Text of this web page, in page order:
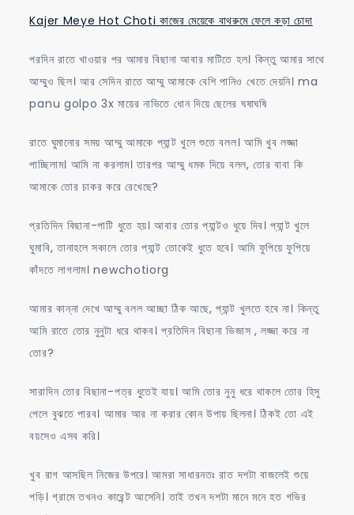
Kajer Meye Hot Choti কাজের মেয়েকে বাথরুমে ফেলে কড়া চোদা
পরদিন রাতে খাওয়ার পর আমার বিছানা আবার মাটিতে হল। কিন্তু আমার সাথে
আম্মুও ছিল। আর সেদিন রাতে আম্মু আমাকে বেশি পানিও খেতে দেয়নি। ma
panu golpo 3x মায়ের নাভিতে ধোন দিয়ে ছেলের ঘষাঘষি
রাতে ঘুমানোর সময় আম্মু আমাকে প্যান্ট খুলে শুতে বলল। আমি খুব লজ্জা
পাচ্ছিলাম। আমি না করলাম। তারপর আম্মু ধমক দিয়ে বলল, তোর বাবা কি
আমাকে তোর চাকর করে রেখেছে?
প্রতিদিন বিছানা-পাটি ধুতে হয়। আবার তোর প্যান্টও ধুয়ে দিব। প্যান্ট খুলে
ঘুমাবি, তানাহলে সকালে তোর প্যান্ট তোকেই ধুতে হবে। আমি ফুপিয়ে ফুপিয়ে
কাঁদতে লাগলাম। newchotiorg
আমার কান্না দেখে আম্মু বলল আচ্ছা ঠিক আছে, প্যান্ট খুলতে হবে না। কিন্তু
আমি রাতে তোর নুনুটা ধরে থাকব। প্রতিদিন বিছানা ভিজাস , লজ্জা করে না
তোর?
সারাদিন তোর বিছানা-পত্র ধুতেই যায়। আমি তোর নুনু ধরে থাকলে তোর হিসু
পেলে বুঝতে পারব। আমার আর না করার কোন উপায় ছিলনা। ঠিকই তো এই
বয়সেও এসব করি।
খুব রাগ আসছিল নিজের উপরে। আমরা সাধারনতঃ রাত দশটা বাজলেই শুয়ে
পড়ি। গ্রামে তখনও কারেন্ট আসেনি। তাই তখন দশটা মানে মনে হত গভির